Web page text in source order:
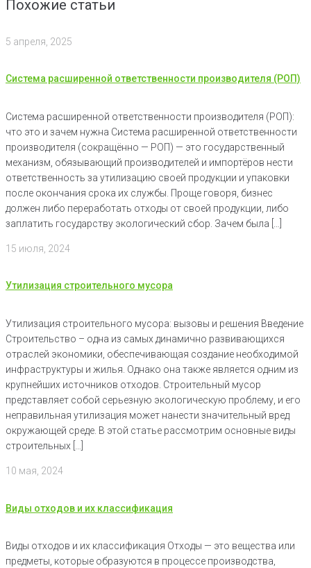
Похожие статьи
5 апреля, 2025
Система расширенной ответственности производителя (РОП)
Система расширенной ответственности производителя (РОП):
что это и зачем нужна Система расширенной ответственности
производителя (сокращённо — РОП) — это государственный
механизм, обязывающий производителей и импортёров нести
ответственность за утилизацию своей продукции и упаковки
после окончания срока их службы. Проще говоря, бизнес
должен либо переработать отходы от своей продукции, либо
заплатить государству экологический сбор. Зачем была […]
15 июля, 2024
Утилизация строительного мусора
Утилизация строительного мусора: вызовы и решения Введение
Строительство – одна из самых динамично развивающихся
отраслей экономики, обеспечивающая создание необходимой
инфраструктуры и жилья. Однако она также является одним из
крупнейших источников отходов. Строительный мусор
представляет собой серьезную экологическую проблему, и его
неправильная утилизация может нанести значительный вред
окружающей среде. В этой статье рассмотрим основные виды
строительных […]
10 мая, 2024
Виды отходов и их классификация
Виды отходов и их классификация Отходы — это вещества или
предметы, которые образуются в процессе производства,